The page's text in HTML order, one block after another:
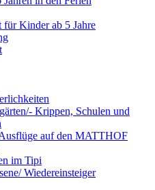
Kinder ab 5 Jahre
Krippen, Schulen und
auf den MATTHOF
im Tipi
Wiedereinsteiger